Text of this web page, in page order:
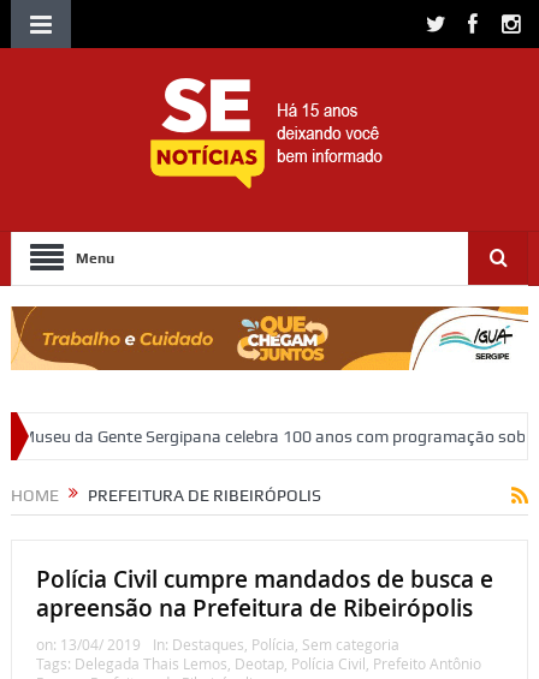
Menu
celebra 100 anos com programação sobre memória, educação
HOME PREFEITURA DE RIBEIRÓPOLIS
Polícia Civil cumpre mandados de busca e
apreensão na Prefeitura de Ribeirópolis
on: 13/04/ 2019 In: Destaques, Polícia, Sem categoria
Tags: Delegada Thais Lemos, Deotap, Polícia Civil, Prefeito Antônio